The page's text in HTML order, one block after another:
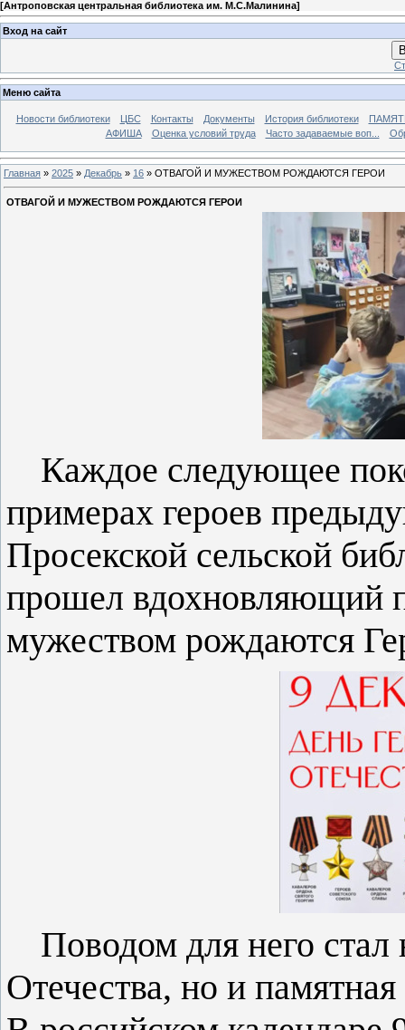
[Антроповская центральная библиотека им. М.С.Малинина]
Вход на сайт
Меню сайта
Новости библиотеки ЦБС Контакты Документы История библиотеки
АФИША
Оценка условий труда Часто задаваемые воп...
Главная » 2025 » Декабрь » 16 » ОТВАГОЙ И МУЖЕСТВОМ РОЖДАЮТСЯ ГЕРОИ
ОТВАГОЙ И МУЖЕСТВОМ РОЖДАЮТСЯ ГЕРОИ
Каждое следующее
примерах героев
Просекской сельской
прошел вдохновляющий
мужеством рождаются
Поводом для него стал
Отечества, но и